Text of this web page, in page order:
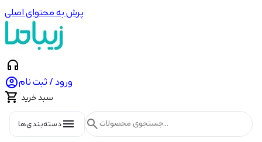
پرش به محتوای اصلی
headphones
ورود / ثبت نام
 سبد خرید
menuدسته‌بندی‌ها search